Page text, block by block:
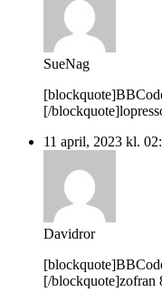
SueNag
[/
11 april, 2023 kl.
Davidror
[/blockquote]zofran